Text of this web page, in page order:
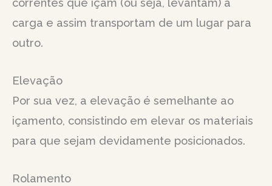
correntes que içam (ou seja, levantam) a
carga e assim transportam de um lugar para
outro.
Elevação
Por sua vez, a elevação é semelhante ao
içamento, consistindo em elevar os materiais
para que sejam devidamente posicionados.
Rolamento